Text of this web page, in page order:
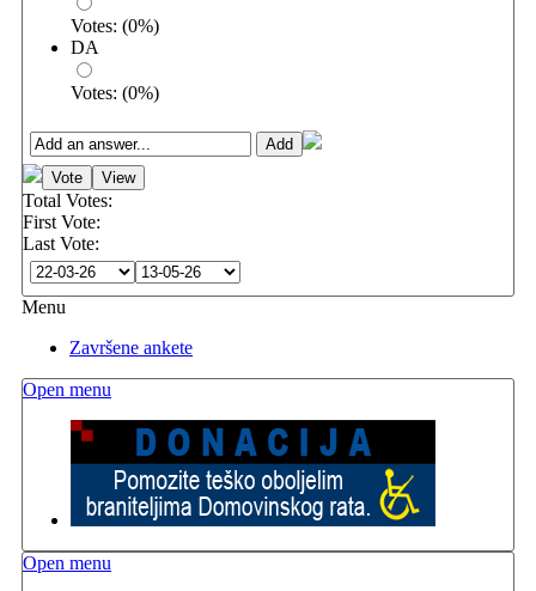
Votes: (0%)
DA
Votes: (0%)
Total Votes:
First Vote:
Last Vote:
Menu
Završene ankete
Open menu
Open menu